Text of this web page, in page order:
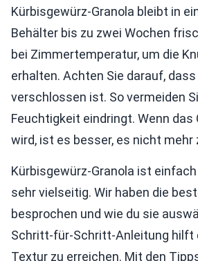
Kürbisgewürz-Granola bleibt in
Behälter bis zu zwei Wochen
bei Zimmertemperatur, um die
erhalten. Achten Sie darauf,
verschlossen ist. So vermeiden
Feuchtigkeit eindringt. Wenn das
wird, ist es besser, es nicht mehr
Kürbisgewürz-Granola ist
sehr vielseitig. Wir haben die
besprochen und wie du sie
Schritt-für-Schritt-Anleitung hilft
Textur zu erreichen. Mit den